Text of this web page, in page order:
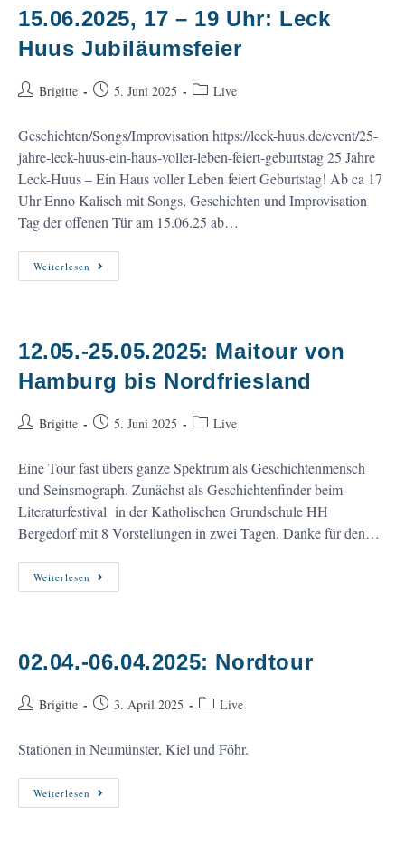
Enno
Kalisch:
Dorfgeschichten
15.06.2025, 17 – 19 Uhr: Leck
Huus Jubiläumsfeier
Beitrags-
Brigitte
Beitrag5. Juni 2025
Beitrags-
Live
Geschichten/Songs/Improvisation https://leck-huus.de/event/25-
jahre-leck-huus-ein-haus-voller-leben-feiert-geburtstag 25 Jahre
Leck-Huus – Ein Haus voller Leben feiert Geburtstag! Ab ca 17
Uhr Enno Kalisch mit Songs, Geschichten und Improvisation
Tag der offenen Tür am 15.06.25 ab…
Weiterlesen 15.06.2025,
17
Huus
Jubiläumsfeier
12.05.-25.05.2025: Maitour von
Hamburg bis Nordfriesland
Beitrags-
Brigitte
Beitrag5. Juni 2025
Beitrags-
Live
Eine Tour fast übers ganze Spektrum als Geschichtenmensch
und Seinsmograph. Zunächst als Geschichtenfinder beim
Literaturfestival in der Katholischen Grundschule HH
Bergedorf mit 8 Vorstellungen in zwei Tagen. Danke für den…
Weiterlesen 12.05.-25.05.2025:
Maitour
02.04.-06.04.2025: Nordtour
Beitrags-
Brigitte
Beitrag3. April 2025
Beitrags-
Live
Stationen in Neumünster, Kiel und Föhr.
Weiterlesen 02.04.-06.04.2025:
Nordtour